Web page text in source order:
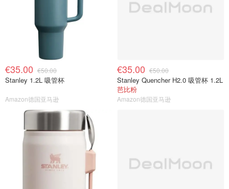
€35.00 €50.00
Stanley 1.2L 吸管杯
Amazon德国亚马逊
€35.00 €50.00
Stanley Quencher H2.0 吸管杯 1.2L
芭比粉
Amazon德国亚马逊